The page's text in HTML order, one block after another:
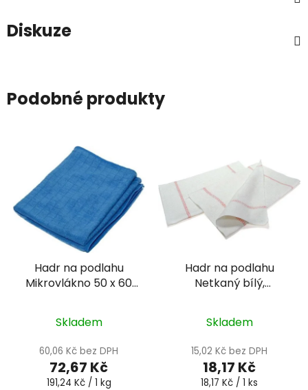
Diskuze
Podobné produkty
Hadr na podlahu
Mikrovlákno 50 x 60
Skladem
60,06 Kč bez DPH
72,67 Kč
Měrná
191,24 Kč / 1 kg
Hadr na podlahu
Netkaný bílý,
Skladem
15,02 Kč bez DPH
18,17 Kč
Měrná
18,17 Kč / 1 ks